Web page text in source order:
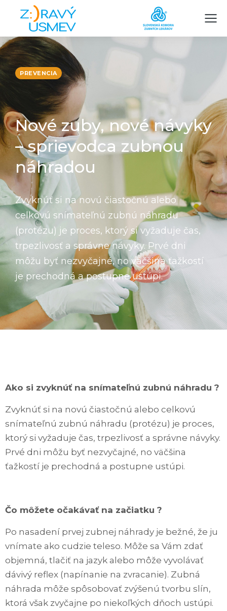
PREVENCIA
Nové zuby, nové návyky
– sprievodca zubnou
náhradou
Zvyknúť si na novú čiastočnú alebo
celkovú snímateľnú zubnú náhradu
(protézu) je proces, ktorý si vyžaduje čas,
trpezlivosť a správne návyky. Prvé dni
môžu byť nezvyčajné, no väčšina ťažkostí
je prechodná a postupne ustúpi.
Ako si zvyknúť na snímateľnú zubnú náhradu ?
Zvyknúť si na novú čiastočnú alebo celkovú
snímateľnú zubnú náhradu (protézu) je proces,
ktorý si vyžaduje čas, trpezlivosť a správne návyky.
Prvé dni môžu byť nezvyčajné, no väčšina
ťažkostí je prechodná a postupne ustúpi.
Čo môžete očakávať na začiatku ?
Po nasadení prvej zubnej náhrady je bežné, že ju
vnímate ako cudzie teleso. Môže sa Vám zdať
objemná, tlačiť na jazyk alebo môže vyvolávať
dávivý reflex (napínanie na zvracanie). Zubná
náhrada môže spôsobovať zvýšenú tvorbu slín,
ktorá však zvyčajne po niekoľkých dňoch ustúpi.